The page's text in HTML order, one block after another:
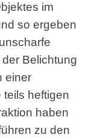
im
so ergeben
Belichtung
einer
heftigen
haben
zu den